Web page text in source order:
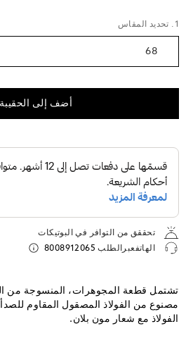
1. تحديد المقاس
68
أضف إلى الحقيبة
تحققق من التوافر في البوتيكات
الهاتفعبرالطلب 8008912065
تشتمل قطعة المجوهرات، المنسوجة من
مصنوع من الفولاذ المصقول المقاوم
الفولاذ مع شعار مون بلان.